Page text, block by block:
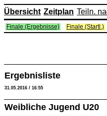
Übersicht Zeitplan Teiln.
Finale (Ergebnisse) Finale (Startl.)
Ergebnisliste
31.05.2016 / 16:55
Weibliche Jugend U20